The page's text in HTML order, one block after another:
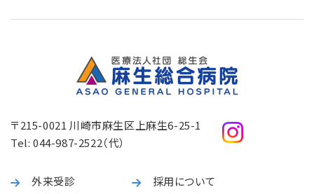
〒215-0021 川崎市麻生区上麻生6-25-1
Tel: 044-987-2522（代）
外来受診
採用について